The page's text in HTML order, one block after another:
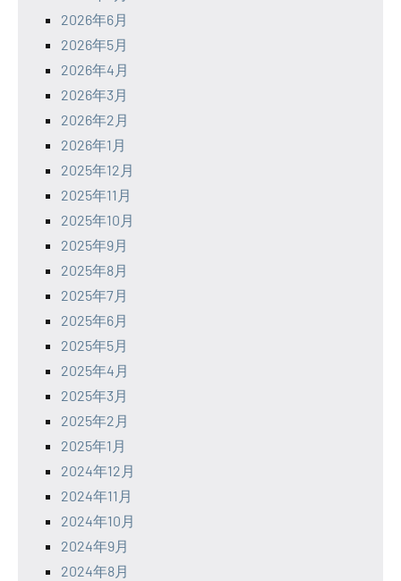
2026年6月
2026年5月
2026年4月
2026年3月
2026年2月
2026年1月
2025年12月
2025年11月
2025年10月
2025年9月
2025年8月
2025年7月
2025年6月
2025年5月
2025年4月
2025年3月
2025年2月
2025年1月
2024年12月
2024年11月
2024年10月
2024年9月
2024年8月